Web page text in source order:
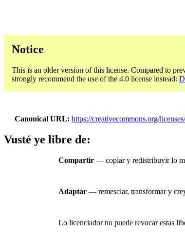
Notice
This is an older version of this license. Compared to
strongly recommend the use of the 4.0 license instead:
Canonical URL https://creativecommons.org/
Vusté ye libre de:
Compartir — copiar y redistribuyir lo
Adaptar — remesclar, transformar y
Lo licenciador no puede revocar estas